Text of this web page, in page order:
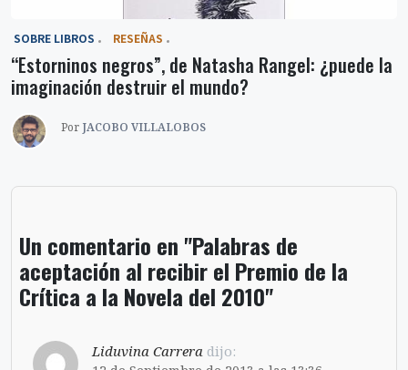
‎ SOBRE LIBROS RESEÑAS
“Estorninos negros”, de Natasha Rangel: ¿puede la
imaginación destruir el mundo?
Por JACOBO VILLALOBOS
Un comentario en "Palabras de
aceptación al recibir el Premio de la
Crítica a la Novela del 2010"
Liduvina Carrera dijo: